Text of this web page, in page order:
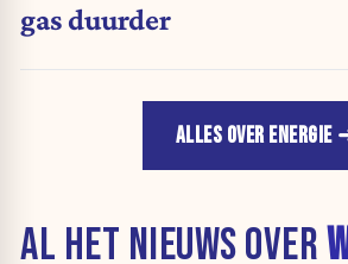
gas duurder
ALLES OVER ENERGIE
AL HET NIEUWS OVER